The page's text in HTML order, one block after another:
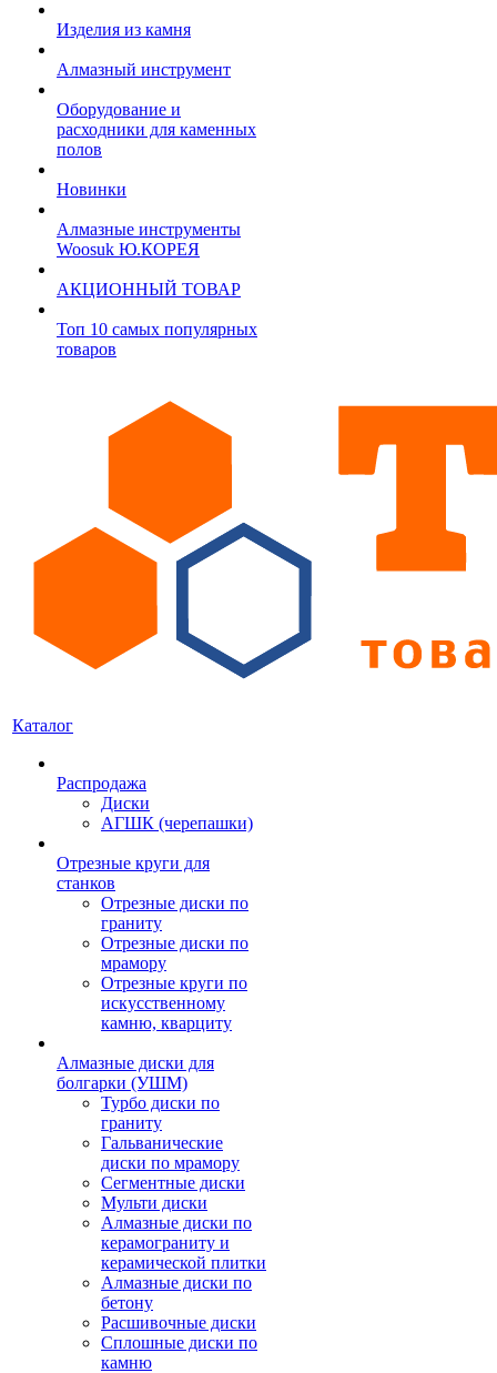
Изделия из камня
Алмазный инструмент
Оборудование и
расходники для каменных
полов
Новинки
Алмазные инструменты
Woosuk Ю.КОРЕЯ
АКЦИОННЫЙ ТОВАР
Топ 10 самых популярных
товаров
Каталог
Распродажа
Диски
АГШК (черепашки)
Отрезные круги для
станков
Отрезные диски по
граниту
Отрезные диски по
мрамору
Отрезные круги по
искусственному
камню, кварциту
Алмазные диски для
болгарки (УШМ)
Турбо диски по
граниту
Гальванические
диски по мрамору
Сегментные диски
Мульти диски
Алмазные диски по
керамограниту и
керамической плитки
Алмазные диски по
бетону
Расшивочные диски
Сплошные диски по
камню